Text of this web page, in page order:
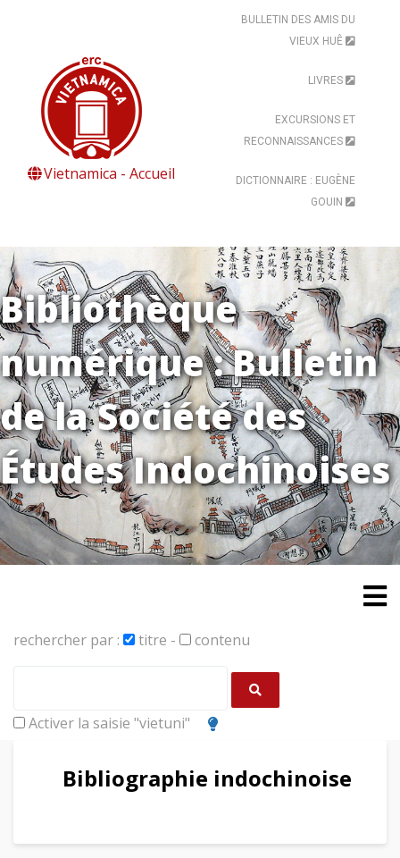
Vietnamica - Accueil
BULLETIN DES AMIS DU
VIEUX HUÊ
LIVRES
EXCURSIONS ET
RECONNAISSANCES
DICTIONNAIRE : EUGÈNE
GOUIN
Bibliothèque
numérique : Bulletin
de la Société des
Études Indochinoises
rechercher par : titre - contenu
Activer la saisie "vietuni"
Bibliographie indochinoise